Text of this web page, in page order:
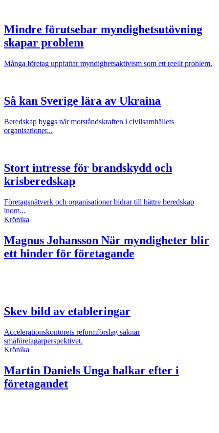
Mindre förutsebar myndighetsutövning
skapar problem
Många företag uppfattar myndighetsaktivism som ett reellt problem.
Så kan Sverige lära av Ukraina
Beredskap byggs när motståndskraften i civilsamhällets
organisationer...
Stort intresse för brandskydd och
krisberedskap
Företagsnätverk och organisationer bidrar till bättre beredskap
inom...
Krönika
Magnus Johansson När myndigheter blir
ett hinder för företagande
Skev bild av etableringar
Accelerationskontorets reformförslag saknar
småföretagarperspektivet.
Krönika
Martin Daniels Unga halkar efter i
företagandet